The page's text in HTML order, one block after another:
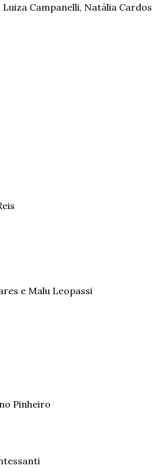
Campanelli, Natália
e Malu Leopassi
Pinheiro